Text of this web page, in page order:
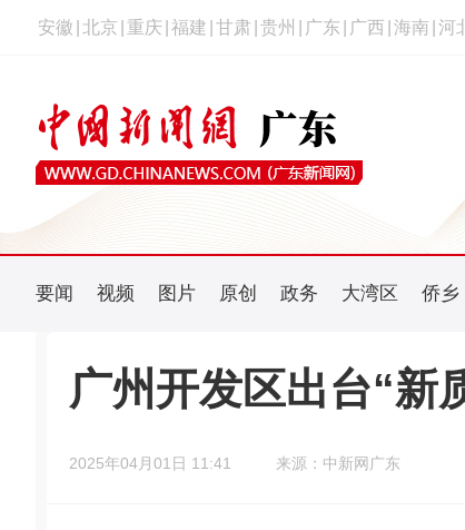
安徽 北京 重庆 福建 甘肃 贵州 广东 广西 海南 河
要闻 视频 图片 原创 政务 大湾区 侨乡
广州开发区出台“新
2025年04月01日 11:41 来源：中新网广东